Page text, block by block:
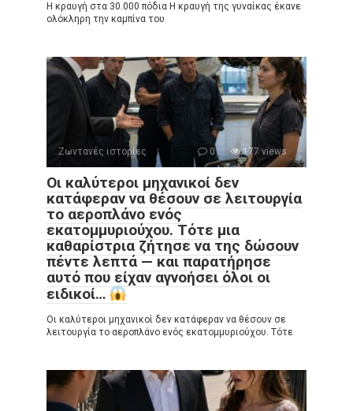
Η κραυγή στα 30.000 πόδια Η κραυγή της γυναίκας έκανε
ολόκληρη την καμπίνα του
Ζωντανές ιστορίες 0 177 views
Οι καλύτεροι μηχανικοί δεν
κατάφεραν να θέσουν σε λειτουργία
το αεροπλάνο ενός
εκατομμυριούχου. Τότε μια
καθαρίστρια ζήτησε να της δώσουν
πέντε λεπτά — και παρατήρησε
αυτό που είχαν αγνοήσει όλοι οι
ειδικοί…
Οι καλύτεροι μηχανικοί δεν κατάφεραν να θέσουν σε
λειτουργία το αεροπλάνο ενός εκατομμυριούχου. Τότε